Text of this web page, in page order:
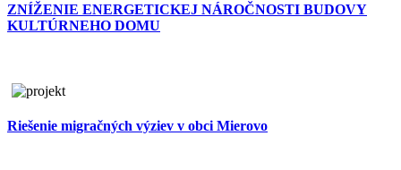
ZNÍŽENIE ENERGETICKEJ NÁROČNOSTI BUDOVY
KULTÚRNEHO DOMU
Riešenie migračných výziev v obci Mierovo